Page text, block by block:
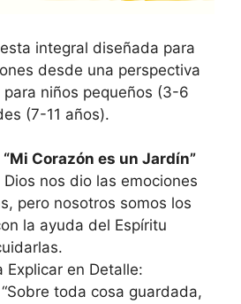
integral diseñada para
desde una perspectiva
niños pequeños (3-6
(7-11 años).
“Mi Corazón es un Jardín”
nos dio las emociones
pero nosotros somos los
la ayuda del Espíritu
Explicar en Detalle:
toda cosa guardada,